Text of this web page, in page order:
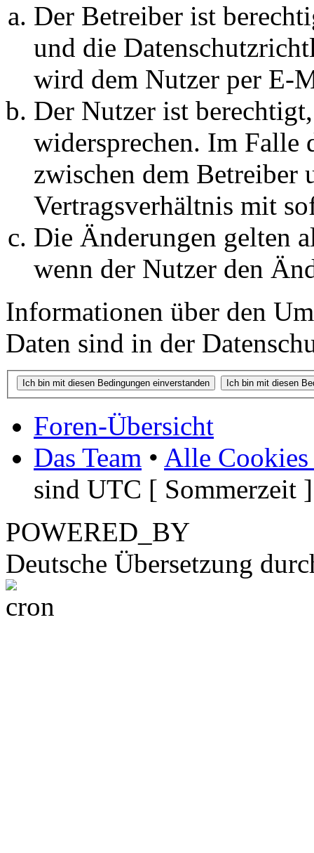
Der Betreiber ist
und die
wird dem Nutzer per E-
Der Nutzer ist
widersprechen. Im Falle
zwischen dem Betreiber
Vertragsverhältnis mit
Die Änderungen gelten
wenn der Nutzer den
Informationen über den
Daten sind in der
Foren-Übersicht
Das Team • Alle Cookies
sind UTC [ Sommerzeit ]
POWERED_BY
Deutsche Übersetzung